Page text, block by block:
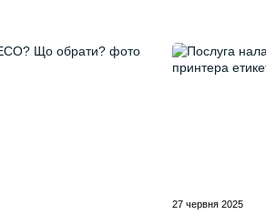
27 червня 2025